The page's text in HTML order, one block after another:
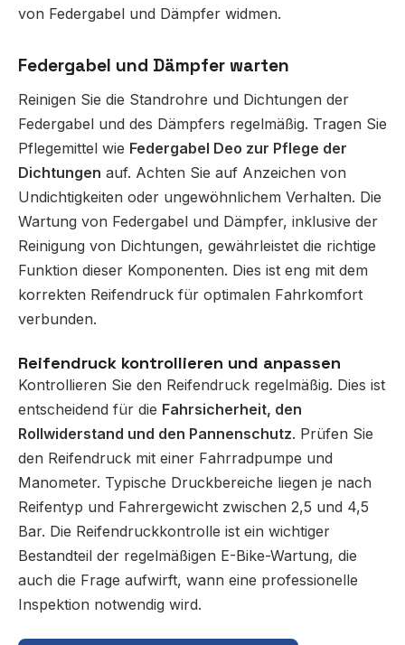
von Federgabel und Dämpfer widmen.
Federgabel und Dämpfer warten
Reinigen Sie die Standrohre und Dichtungen der
Federgabel und des Dämpfers regelmäßig. Tragen Sie
Pflegemittel wie Federgabel Deo zur Pflege der
Dichtungen auf. Achten Sie auf Anzeichen von
Undichtigkeiten oder ungewöhnlichem Verhalten. Die
Wartung von Federgabel und Dämpfer, inklusive der
Reinigung von Dichtungen, gewährleistet die richtige
Funktion dieser Komponenten. Dies ist eng mit dem
korrekten Reifendruck für optimalen Fahrkomfort
verbunden.
Reifendruck kontrollieren und anpassen
Kontrollieren Sie den Reifendruck regelmäßig. Dies ist
entscheidend für die Fahrsicherheit, den
Rollwiderstand und den Pannenschutz. Prüfen Sie
den Reifendruck mit einer Fahrradpumpe und
Manometer. Typische Druckbereiche liegen je nach
Reifentyp und Fahrergewicht zwischen 2,5 und 4,5
Bar. Die Reifendruckkontrolle ist ein wichtiger
Bestandteil der regelmäßigen E-Bike-Wartung, die
auch die Frage aufwirft, wann eine professionelle
Inspektion notwendig wird.